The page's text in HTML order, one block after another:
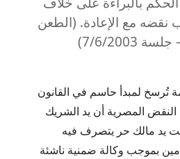
نقضه مع الإعادة. (الطعن
تُرسخ لمبدأ حاسم في القانون
المصرية أن يد الشريك
يد مالك حر يتصرف فيه
بموجب وكالة ضمنية ناشئة